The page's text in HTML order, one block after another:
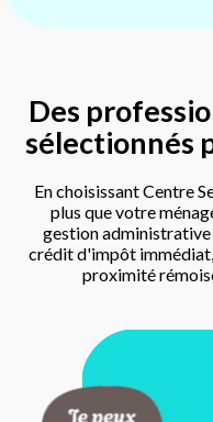
Des
sélectionnés
En choisissant Centre
plus que votre
gestion
crédit d'impôt immédiat,
proximité